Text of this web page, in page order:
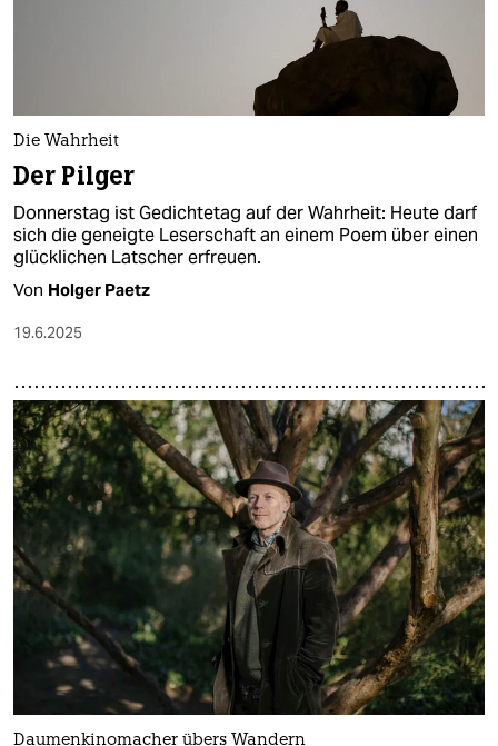
Die Wahrheit
Der Pilger
Donnerstag ist Gedichtetag auf der Wahrheit: Heute darf
sich die geneigte Leserschaft an einem Poem über einen
glücklichen Latscher erfreuen.
Von Holger Paetz
19.6.2025
Daumenkinomacher übers Wandern